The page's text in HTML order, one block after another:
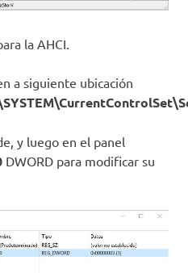
la AHCI.
a siguiente ubicación
y luego en el panel
DWORD para modificar su